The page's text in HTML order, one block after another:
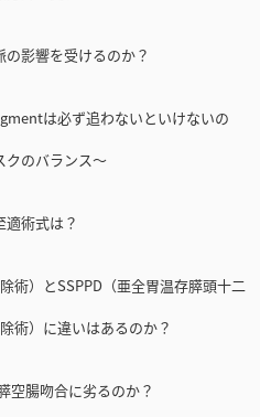
影響を受けるのか？
は必ず追わないといけないの
クのバランス～
術式は？
術）とSSPPD（亜全胃温存膵頭十二
術）に違いはあるのか？
空腸吻合に劣るのか？